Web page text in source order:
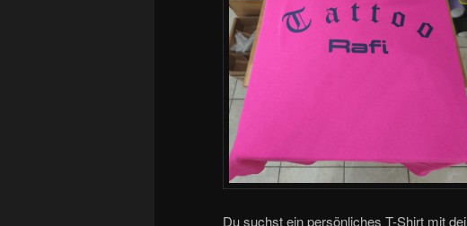
Du suchst ein persönliches T-Shirt mit